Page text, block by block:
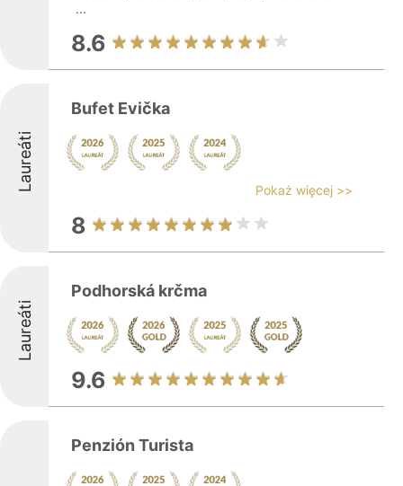
...
8.6
Laureáti
Bufet Evička
Pokaż więcej >>
8
Laureáti
Podhorská krčma
9.6
Penzión Turista